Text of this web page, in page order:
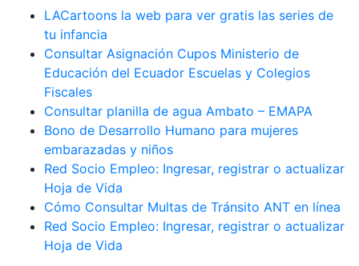
LACartoons la web para ver gratis las series de
tu infancia
Consultar Asignación Cupos Ministerio de
Educación del Ecuador Escuelas y Colegios
Fiscales
Consultar planilla de agua Ambato – EMAPA
Bono de Desarrollo Humano para mujeres
embarazadas y niños
Red Socio Empleo: Ingresar, registrar o actualizar
Hoja de Vida
Cómo Consultar Multas de Tránsito ANT en línea
Red Socio Empleo: Ingresar, registrar o actualizar
Hoja de Vida